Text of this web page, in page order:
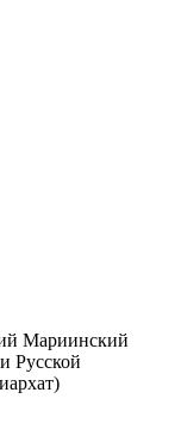
Мариинский
Русской